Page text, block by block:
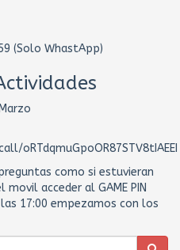
(Solo WhastApp)
oRTdqmuGpoOR87STV8tIAEEI
como si estuvieran
acceder al GAME PIN
17:00 empezamos con los